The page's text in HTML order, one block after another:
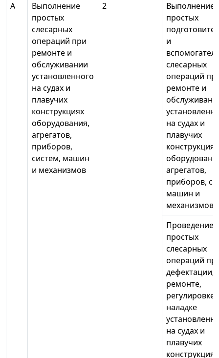
А
Выполнение
простых
слесарных
операций при
ремонте и
обслуживании
установленного
на судах и
плавучих
конструкциях
оборудования,
агрегатов,
приборов,
систем, машин
и механизмов
2
Выполнение
простых
и
слесарных
операций
ремонте и
на судах и
плавучих
конструкциях
агрегатов,
приборов,
машин и
механизмов
Проведение
простых
слесарных
операций
дефектации,
ремонте,
регулировке,
наладке
на судах и
плавучих
конструкциях